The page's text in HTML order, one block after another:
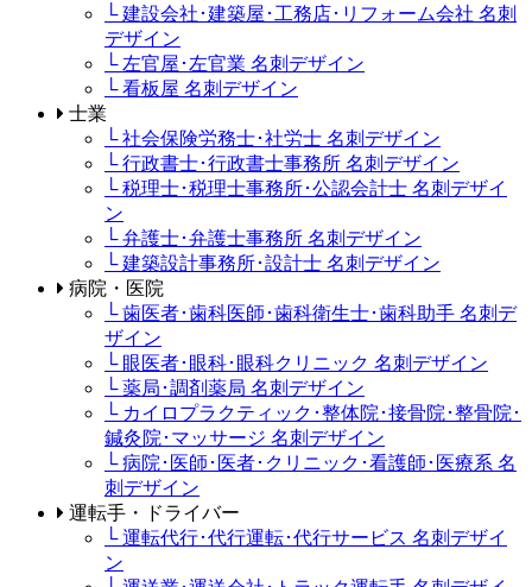
└ 建設会社･建築屋･工務店･リフォーム会社 名刺
デザイン
└ 左官屋･左官業 名刺デザイン
└ 看板屋 名刺デザイン
士業
└ 社会保険労務士･社労士 名刺デザイン
└ 行政書士･行政書士事務所 名刺デザイン
└ 税理士･税理士事務所･公認会計士 名刺デザイ
ン
└ 弁護士･弁護士事務所 名刺デザイン
└ 建築設計事務所･設計士 名刺デザイン
病院・医院
└ 歯医者･歯科医師･歯科衛生士･歯科助手 名刺デ
ザイン
└ 眼医者･眼科･眼科クリニック 名刺デザイン
└ 薬局･調剤薬局 名刺デザイン
└ カイロプラクティック･整体院･接骨院･整骨院･
鍼灸院･マッサージ 名刺デザイン
└ 病院･医師･医者･クリニック･看護師･医療系 名
刺デザイン
運転手・ドライバー
└ 運転代行･代行運転･代行サービス 名刺デザイ
ン